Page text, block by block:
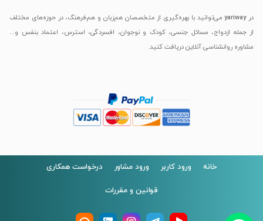
درyariway می‌توانید با بهره‌گیری از متخصصان هم‌زبان و هم‌فرهنگ، در حوزه‌های مختلف
از جمله ازدواج، مسائل جنسی، کودک و نوجوان، افسردگی، استرس، اعتماد بنفس و...
مشاوره روانشناسی آنلاین دریافت کنید.
خانه ورود کاربر ورود مشاور درخواست همکاری
قوانین و مقررات